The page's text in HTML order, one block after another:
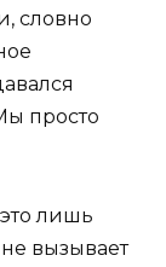
словно
просто
лишь
вызывает